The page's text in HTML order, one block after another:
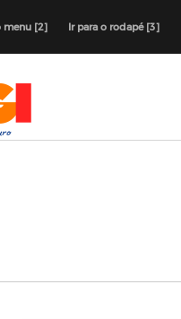
menu [2] Ir para o rodapé [3]